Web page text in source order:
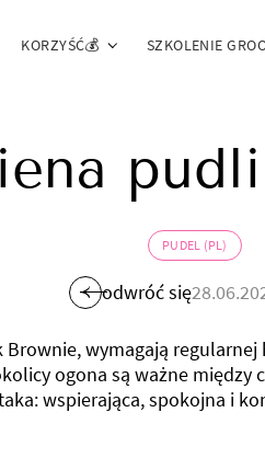
KORZYŚĆ💰 SZKOLENIE
PUDEL (PL)
odwróć się
wymagają
ogona są ważne między
wspierająca, spokojna i